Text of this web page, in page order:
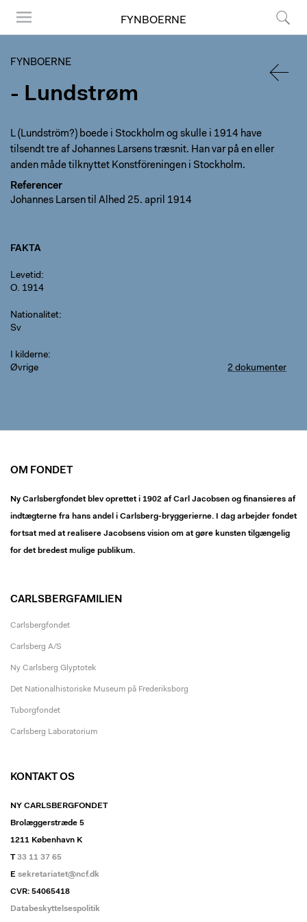
FYNBOERNE
FYNBOERNE
- Lundstrøm
L (Lundström?) boede i Stockholm og skulle i 1914 have
tilsendt tre af Johannes Larsens træsnit. Han var på en eller
anden måde tilknyttet Konstföreningen i Stockholm.
Referencer
Johannes Larsen til Alhed 25. april 1914
FAKTA
Levetid
O. 1914
Nationalitet
Sv
I kilderne
Øvrige
2 dokumenter
OM FONDET
Ny Carlsbergfondet blev oprettet i 1902 af Carl Jacobsen og finansieres af
indtægterne fra hans andel i Carlsberg-bryggerierne. I dag arbejder fondet
fortsat med at realisere Jacobsens vision om at gøre kunsten tilgængelig
for det bredest mulige publikum.
CARLSBERGFAMILIEN
Carlsbergfondet
Carlsberg A/S
Ny Carlsberg Glyptotek
Det Nationalhistoriske Museum på Frederiksborg
Tuborgfondet
Carlsberg Laboratorium
KONTAKT OS
NY CARLSBERGFONDET
Brolæggerstræde 5
1211 København K
T33 11 37 65
E sekretariatet@ncf.dk
CVR: 54065418
Databeskyttelsespolitik